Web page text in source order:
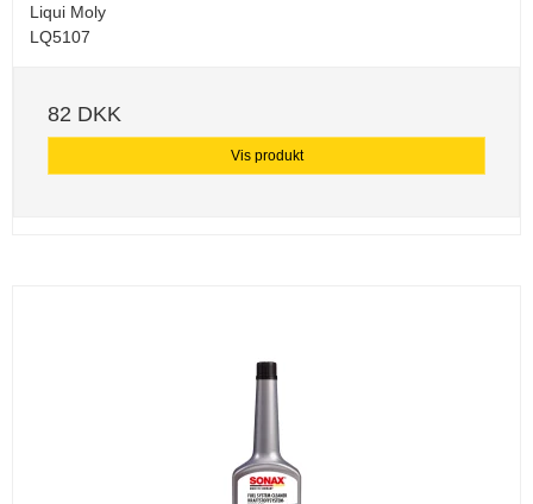
Liqui Moly
LQ5107
82 DKK
Vis produkt